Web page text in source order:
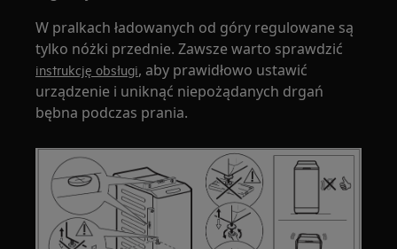
W pralkach ładowanych od góry regulowane są
tylko nóżki przednie. Zawsze warto sprawdzić
instrukcję obsługi, aby prawidłowo ustawić
urządzenie i uniknąć niepożądanych drgań
bębna podczas prania.